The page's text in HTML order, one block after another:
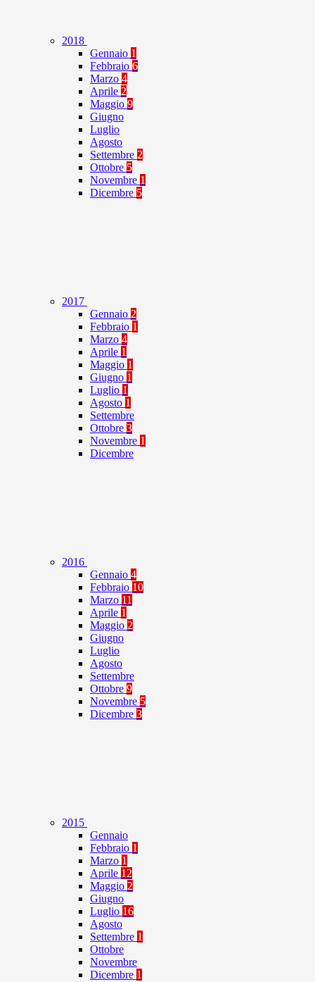
2018
Gennaio 1
Febbraio 6
Marzo 4
Aprile 2
Maggio 9
Giugno
Luglio
Agosto
Settembre 2
Ottobre 5
Novembre 1
Dicembre 5
2017
Gennaio 2
Febbraio 1
Marzo 4
Aprile 1
Maggio 1
Giugno 1
Luglio 1
Agosto 1
Settembre
Ottobre 3
Novembre 1
Dicembre
2016
Gennaio 4
Febbraio 10
Marzo 11
Aprile 1
Maggio 2
Giugno
Luglio
Agosto
Settembre
Ottobre 9
Novembre 5
Dicembre 3
2015
Gennaio
Febbraio 1
Marzo 1
Aprile 12
Maggio 2
Giugno
Luglio 16
Agosto
Settembre 1
Ottobre
Novembre
Dicembre 1